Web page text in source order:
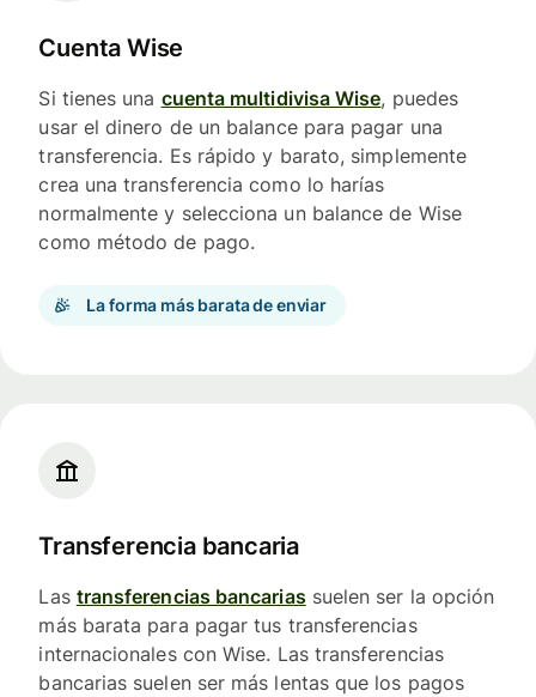
Cuenta Wise
Si tienes una cuenta multidivisa Wise, puedes
usar el dinero de un balance para pagar una
transferencia. Es rápido y barato, simplemente
crea una transferencia como lo harías
normalmente y selecciona un balance de Wise
como método de pago.
La forma más barata de enviar
Transferencia bancaria
Las transferencias bancariassuelen ser la opción
más barata para pagar tus transferencias
internacionales con Wise. Las transferencias
bancarias suelen ser más lentas que los pagos